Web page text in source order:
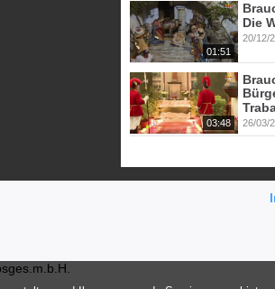
01:51
Die
20/12/
03:48 26/03/